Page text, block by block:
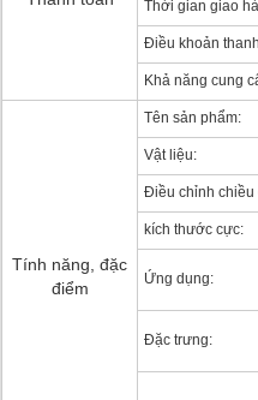
Thời gian giao
Điều khoản
Khả năng cung
Tính năng, đặc
điểm
Tên sản phẩm:
Vật liệu:
Điều chỉnh chiều
kích thước cực:
Ứng dụng:
Đặc trưng: